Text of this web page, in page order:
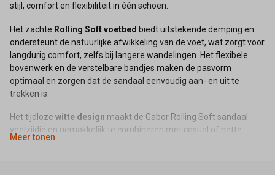
stijl, comfort en flexibiliteit in één schoen.
Het zachte Rolling Soft voetbed biedt uitstekende demping en
ondersteunt de natuurlijke afwikkeling van de voet, wat zorgt voor
langdurig comfort, zelfs bij langere wandelingen. Het flexibele
bovenwerk en de verstelbare bandjes maken de pasvorm
optimaal en zorgen dat de sandaal eenvoudig aan- en uit te
trekken is.
Het tijdloze witte design maakt de Gabor Rolling Soft sandaal
veelzijdig en gemakkelijk te combineren met casual of nette
zomerse outfits. Ideaal voor dames die stijl en comfort in één
Meer tonen